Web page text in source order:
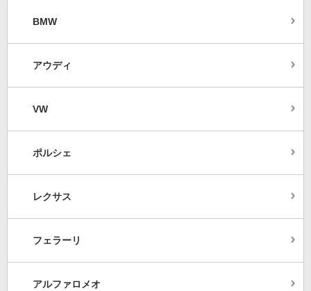
BMW
アウディ
VW
ポルシェ
レクサス
フェラーリ
アルファロメオ